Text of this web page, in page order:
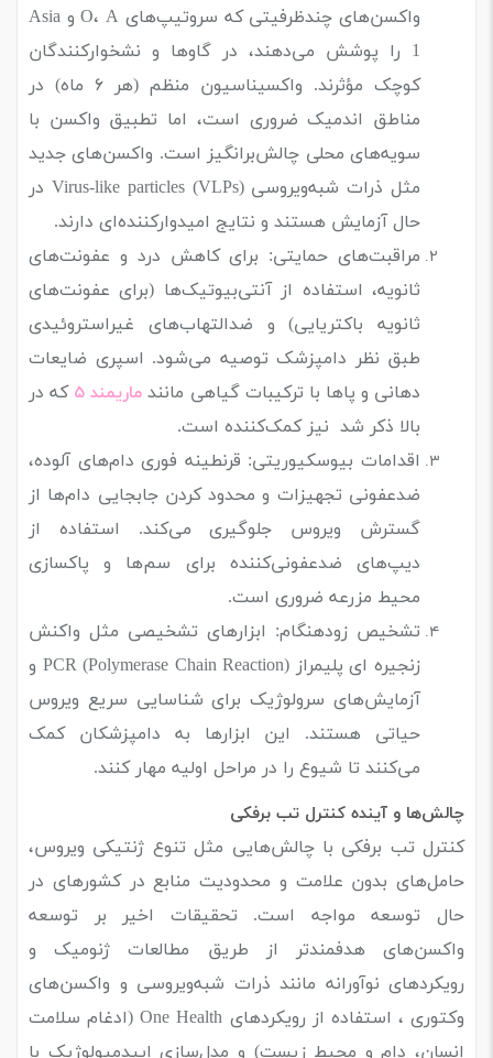
واکسن‌های چندظرفیتی که سروتیپ‌های O، A و Asia
1 را پوشش می‌دهند، در گاوها و نشخوارکنندگان
کوچک مؤثرند. واکسیناسیون منظم (هر ۶ ماه) در
مناطق اندمیک ضروری است، اما تطبیق واکسن با
سویه‌های محلی چالش‌برانگیز است. واکسن‌های جدید
مثل ذرات شبه‌ویروسی Virus-like particles (VLPs) در
حال آزمایش هستند و نتایج امیدوارکننده‌ای دارند.
مراقبت‌های حمایتی: برای کاهش درد و عفونت‌های
ثانویه، استفاده از آنتی‌بیوتیک‌ها (برای عفونت‌های
ثانویه باکتریایی) و ضدالتهاب‌های غیراستروئیدی
طبق نظر دامپزشک توصیه می‌شود. اسپری ضایعات
دهانی و پاها با ترکیبات گیاهی مانند ماریمند ۵
که در
بالا ذکر شد نیز کمک‌کننده است.
اقدامات بیوسکیوریتی: قرنطینه فوری دام‌های آلوده،
ضدعفونی تجهیزات و محدود کردن جابجایی دام‌ها از
گسترش ویروس جلوگیری می‌کند. استفاده از
دیپ‌های ضدعفونی‌کننده برای سم‌ها و پاکسازی
محیط مزرعه ضروری است.
تشخیص زودهنگام: ابزارهای تشخیصی مثل واکنش
زنجیره ای پلیمراز PCR ( Polymerase Chain Reaction)
و
آزمایش‌های سرولوژیک برای شناسایی سریع ویروس
حیاتی هستند. این ابزارها به دامپزشکان کمک
می‌کنند تا شیوع را در مراحل اولیه مهار کنند.
چالش‌ها و آینده کنترل تب برفکی
کنترل تب برفکی با چالش‌هایی مثل تنوع ژنتیکی ویروس،
حامل‌های بدون علامت و محدودیت منابع در کشورهای در
حال توسعه مواجه است. تحقیقات اخیر بر توسعه
واکسن‌های هدفمندتر از طریق مطالعات ژنومیک و
رویکردهای نوآورانه مانند ذرات شبه‌ویروسی و واکسن‌های
وکتوری ، استفاده از رویکردهای One Health (ادغام سلامت
انسان، دام و محیط زیست) و مدل‌سازی اپیدمیولوژیک با